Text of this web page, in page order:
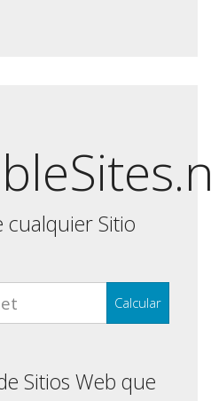
cualquier Sitio
Calcular
Sitios Web que